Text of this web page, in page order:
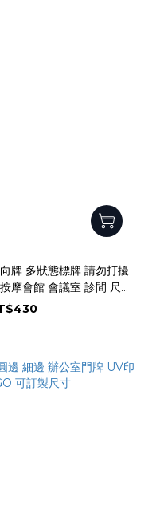
牌 多狀態標牌 請勿打擾
摩會館 會議室 診間 尺寸
製